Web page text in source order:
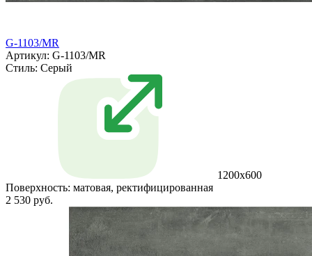
G-1103/MR
Артикул: G-1103/MR
Стиль: Серый
1200x600
Поверхность: матовая, ректифицированная
2 530 руб.